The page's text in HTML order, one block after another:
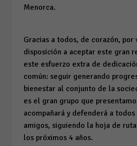
Menorca.
Gracias a todos, de corazón, por
disposición a aceptar este gran
este esfuerzo extra de
común: seguir generando
bienestar al conjunto de la
es el gran grupo que
acompañará y defenderá a
amigos, siguiendo la hoja de
los próximos 4 años.